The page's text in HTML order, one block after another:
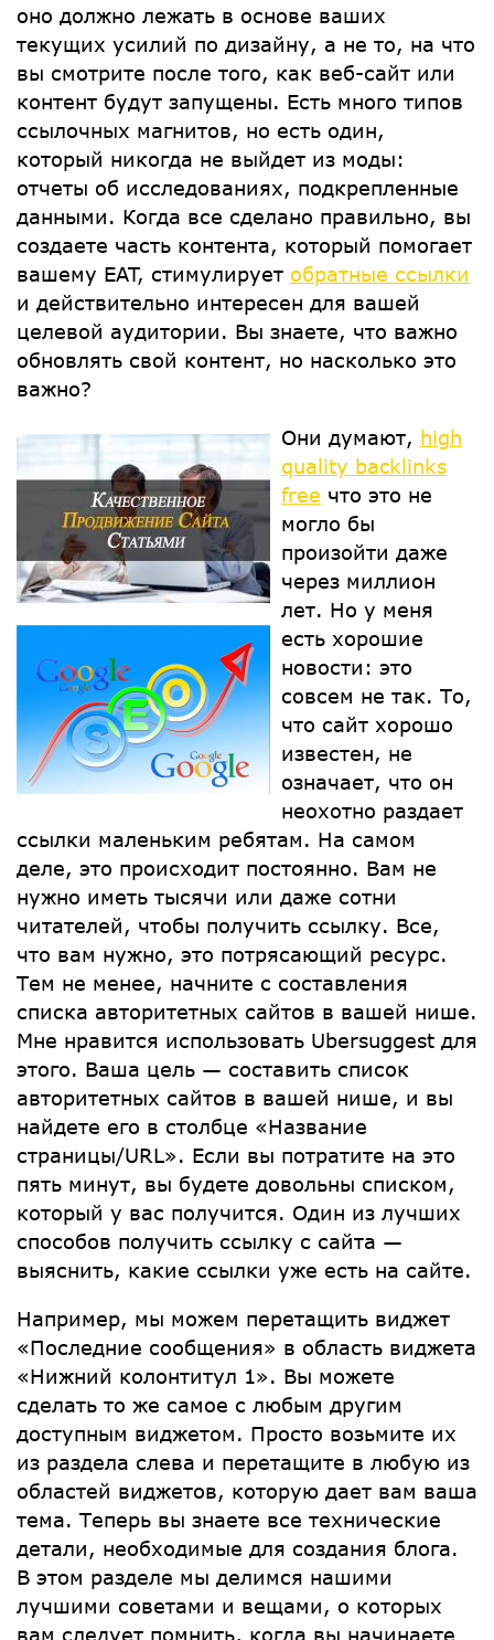
оно должно лежать в основе ваших
текущих усилий по дизайну, а не то, на что
вы смотрите после того, как веб-сайт или
контент будут запущены. Есть много типов
ссылочных магнитов, но есть один,
который никогда не выйдет из моды:
отчеты об исследованиях, подкрепленные
данными. Когда все сделано правильно, вы
создаете часть контента, который помогает
вашему EAT, стимулирует обратные ссылки
и действительно интересен для вашей
целевой аудитории. Вы знаете, что важно
обновлять свой контент, но насколько это
важно?
Они думают, high
quality backlinks
free что это не
могло бы
произойти даже
через миллион
лет. Но у меня
есть хорошие
новости: это
совсем не так. То,
что сайт хорошо
известен, не
означает, что он
неохотно раздает
ссылки маленьким ребятам. На самом
деле, это происходит постоянно. Вам не
нужно иметь тысячи или даже сотни
читателей, чтобы получить ссылку. Все,
что вам нужно, это потрясающий ресурс.
Тем не менее, начните с составления
списка авторитетных сайтов в вашей нише.
Мне нравится использовать Ubersuggest для
этого. Ваша цель — составить список
авторитетных сайтов в вашей нише, и вы
найдете его в столбце «Название
страницы/URL». Если вы потратите на это
пять минут, вы будете довольны списком,
который у вас получится. Один из лучших
способов получить ссылку с сайта —
выяснить, какие ссылки уже есть на сайте.
Например, мы можем перетащить виджет
«Последние сообщения» в область виджета
«Нижний колонтитул 1». Вы можете
сделать то же самое с любым другим
доступным виджетом. Просто возьмите их
из раздела слева и перетащите в любую из
областей виджетов, которую дает вам ваша
тема. Теперь вы знаете все технические
детали, необходимые для создания блога.
В этом разделе мы делимся нашими
лучшими советами и вещами, о которых
вам следует помнить, когда вы начинаете